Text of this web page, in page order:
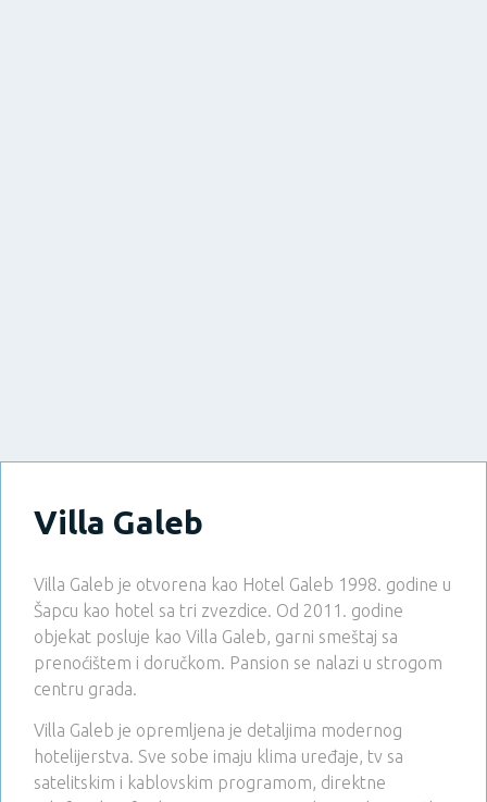
Villa Galeb
Villa Galeb je otvorena kao Hotel Galeb 1998. godine u
Šapcu kao hotel sa tri zvezdice. Od 2011. godine
objekat posluje kao Villa Galeb, garni smeštaj sa
prenoćištem i doručkom. Pansion se nalazi u strogom
centru grada.
Villa Galeb je opremljena je detaljima modernog
hotelijerstva. Sve sobe imaju klima uređaje, tv sa
satelitskim i kablovskim programom, direktne